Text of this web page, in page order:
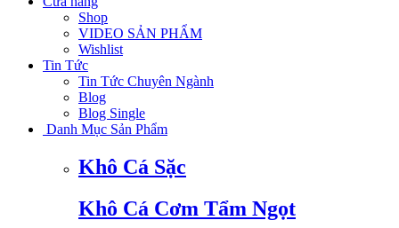
Shop
VIDEO SẢN PHẨM
Wishlist
Tin Tức
Tin Tức Chuyên Ngành
Blog
Blog Single
Danh Mục Sản Phẩm
Khô Cá Sặc
Khô Cá Cơm Tẩm Ngọt